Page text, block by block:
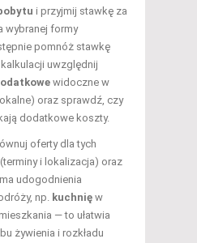
i przyjmij stawkę za
wybranej formy
pomnóż stawkę
uwzględnij
widoczne w
oraz sprawdź, czy
dodatkowe koszty.
oferty dla tych
i lokalizacja) oraz
udogodnienia
np.
kuchnię w
— to ułatwia
żywienia i rozkładu